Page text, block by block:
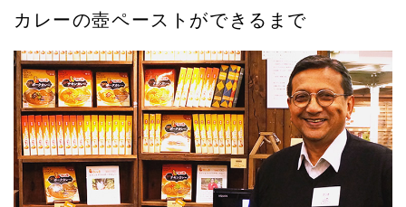
カレーの壺ペーストができるまで